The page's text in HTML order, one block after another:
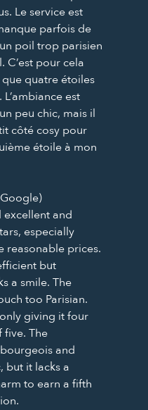
Le service est
parfois de
poil trop parisien
C’est pour cela
quatre étoiles
est
peu chic, mais il
côté cosy pour
étoile à mon
excellent and
especially
reasonable prices.
but
a smile. The
too Parisian.
giving it four
five. The
and
but it lacks a
to earn a fifth